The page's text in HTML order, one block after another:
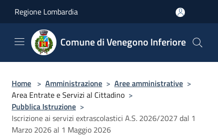
Regione Lombardia
Comune di Venegono Inferiore
Home > Amministrazione > Aree amministrative >
Area Entrate e Servizi al Cittadino >
Pubblica Istruzione >
Iscrizione ai servizi extrascolastici A.S. 2026/2027 dal 1
Marzo 2026 al 1 Maggio 2026